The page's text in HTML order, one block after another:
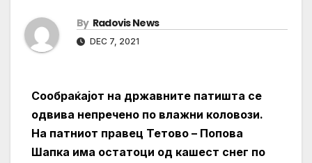
By Radovis News
DEC 7, 2021
Сообраќајот на државните патишта се
одвива непречено по влажни коловози.
На патниот правец Тетово – Попова
Шапка има остатоци од кашест снег по